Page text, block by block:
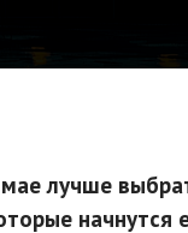
лучше
начнутся